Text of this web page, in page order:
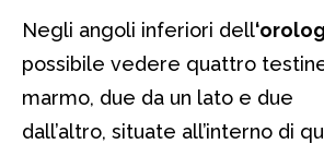
Negli angoli inferiori dell
possibile vedere quattro
marmo, due da un lato e due
dall’altro, situate all’interno di